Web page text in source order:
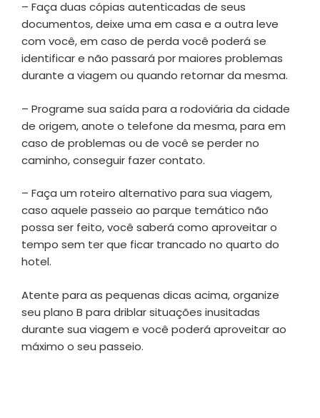
– Faça duas cópias autenticadas de seus
documentos, deixe uma em casa e a outra leve
com você, em caso de perda você poderá se
identificar e não passará por maiores problemas
durante a viagem ou quando retornar da mesma.
– Programe sua saída para a rodoviária da cidade
de origem, anote o telefone da mesma, para em
caso de problemas ou de você se perder no
caminho, conseguir fazer contato.
– Faça um roteiro alternativo para sua viagem,
caso aquele passeio ao parque temático não
possa ser feito, você saberá como aproveitar o
tempo sem ter que ficar trancado no quarto do
hotel.
Atente para as pequenas dicas acima, organize
seu plano B para driblar situações inusitadas
durante sua viagem e você poderá aproveitar ao
máximo o seu passeio.